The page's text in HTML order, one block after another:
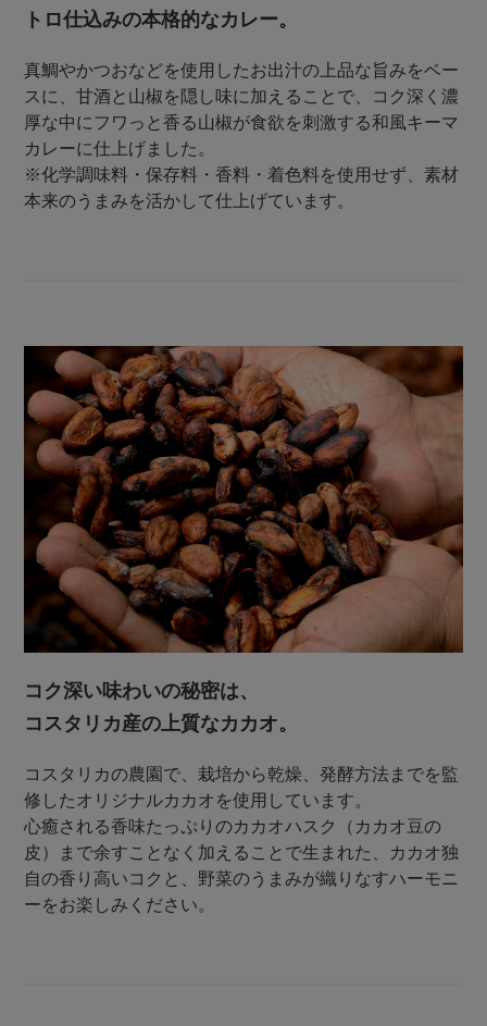
トロ仕込みの本格的なカレー。
真鯛やかつおなどを使用したお出汁の上品な旨みをベー
スに、甘酒と山椒を隠し味に加えることで、コク深く濃
厚な中にフワっと香る山椒が食欲を刺激する和風キーマ
カレーに仕上げました。
※化学調味料・保存料・香料・着色料を使用せず、素材
本来のうまみを活かして仕上げています。
コク深い味わいの秘密は、
コスタリカ産の上質なカカオ。
コスタリカの農園で、栽培から乾燥、発酵方法までを監
修したオリジナルカカオを使用しています。
心癒される香味たっぷりのカカオハスク（カカオ豆の
皮）まで余すことなく加えることで生まれた、カカオ独
自の香り高いコクと、野菜のうまみが織りなすハーモニ
ーをお楽しみください。